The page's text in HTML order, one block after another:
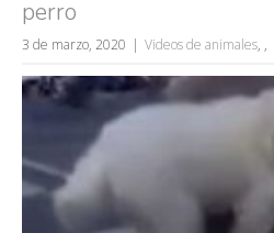
perro
3 de marzo, 2020 Videos de animales, ,